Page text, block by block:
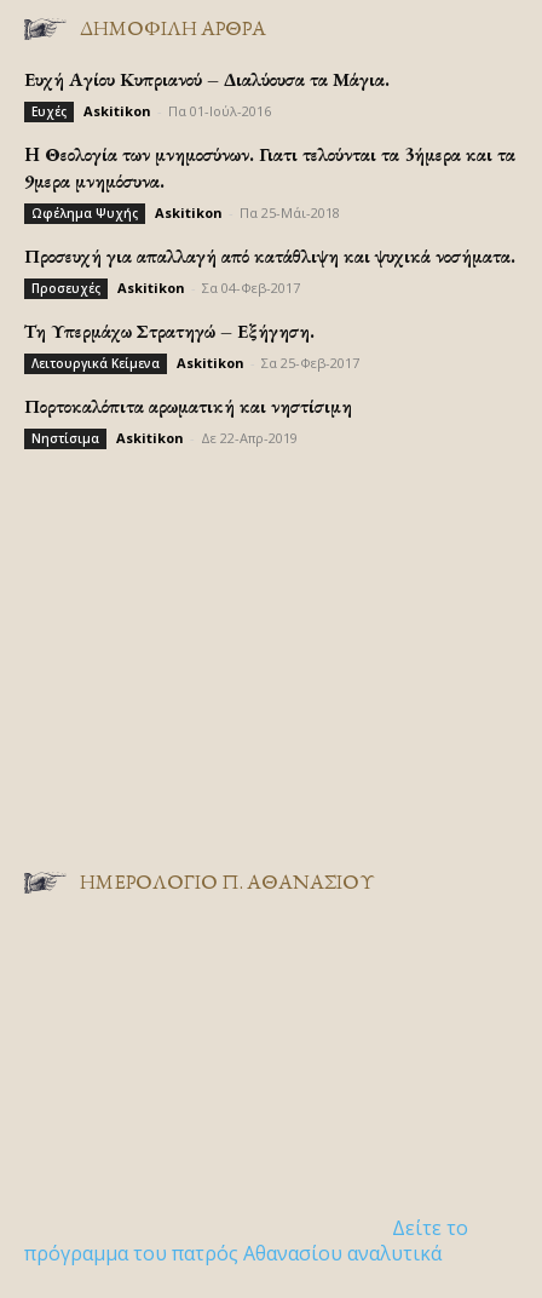
ΔΗΜΟΦΙΛΗ ΑΡΘΡΑ
Ευχή Αγίου Κυπριανού – Διαλύουσα τα Μάγια.
Ευχές Askitikon Πα 01-Ιούλ-2016
H Θεολογία των μνημοσύνων. Γιατι τελούνται τα 3ήμερα και τα
9μερα μνημόσυνα.
Ωφέλημα Ψυχής Askitikon Πα 25-Μάι-2018
Προσευχή για απαλλαγή από κατάθλιψη και ψυχικά νοσήματα.
Προσευχές Askitikon Σα 04-Φεβ-2017
Τη Υπερμάχω Στρατηγώ – Εξήγηση.
Λειτουργικά Κείμενα Askitikon Σα 25-Φεβ-2017
Πορτοκαλόπιτα αρωματική και νηστίσιμη
Νηστίσιμα Askitikon Δε 22-Απρ-2019
ΗΜΕΡΟΛΟΓΙΟ Π. ΑΘΑΝΑΣΙΟΥ
Δείτε το
πρόγραμμα του πατρός Αθανασίου αναλυτικά